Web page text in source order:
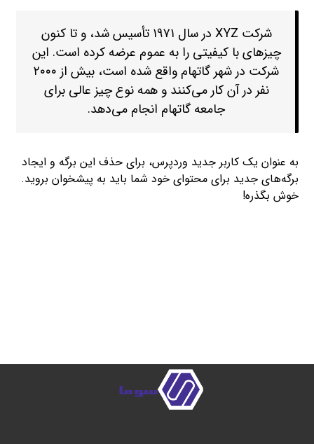
شرکت XYZ در سال ۱۹۷۱ تأسیس شد، و تا کنون
چیزهای با کیفیتی را به عموم عرضه کرده است. این
شرکت در شهر گاتهام واقع شده است، بیش از ۲۰۰۰
نفر در آن کار می‌کنند و همه نوع چیز عالی برای
جامعه گاتهام انجام می‌دهد.
به عنوان یک کاربر جدید وردپرس، برای حذف این برگه و ایجاد
برگه‌های جدید برای محتوای خود شما باید به پیشخوان بروید.
خوش بگذره!